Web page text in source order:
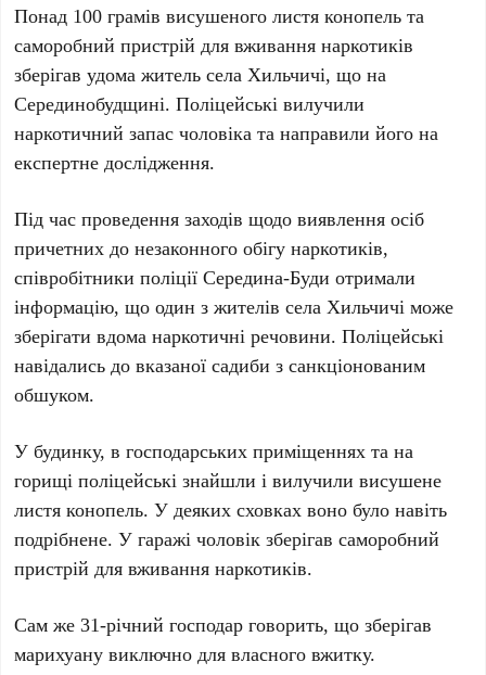
Понад 100 грамів висушеного листя конопель та
саморобний пристрій для вживання наркотиків
зберігав удома житель села Хильчичі, що на
Серединобудщині. Поліцейські вилучили
наркотичний запас чоловіка та направили його на
експертне дослідження.
Під час проведення заходів щодо виявлення осіб
причетних до незаконного обігу наркотиків,
співробітники поліції Середина-Буди отримали
інформацію, що один з жителів села Хильчичі може
зберігати вдома наркотичні речовини. Поліцейські
навідались до вказаної садиби з санкціонованим
обшуком.
У будинку, в господарських приміщеннях та на
горищі поліцейські знайшли і вилучили висушене
листя конопель. У деяких сховках воно було навіть
подрібнене. У гаражі чоловік зберігав саморобний
пристрій для вживання наркотиків.
Сам же 31-річний господар говорить, що зберігав
марихуану виключно для власного вжитку.